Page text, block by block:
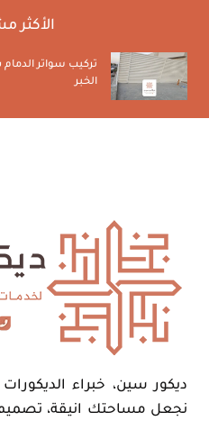
الأكثر
الخبر
ديكور سين، خبراء
نجعل مساحتك انيقة، تصميم